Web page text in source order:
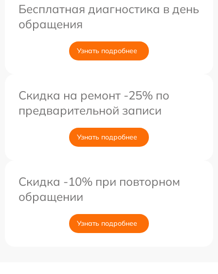
Бесплатная диагностика в день
обращения
Узнать подробнее
Скидка на ремонт -25% по
предварительной записи
Узнать подробнее
Скидка -10% при повторном
обращении
Узнать подробнее